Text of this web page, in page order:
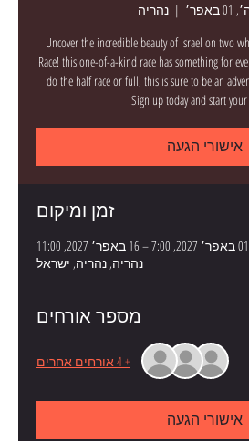
  |
נהריה
Uncover the incredible beauty of Israel on two
Race! this one-of-a-kind race has something for
do the half race or full, this is sure to be an
Sign up today and start your
אישורי הגעה
זמן ומיקום
01 באפר׳ 2027, 7:00 – 16 באפר׳ 2027, 11:00
נהריה, נהריה, ישראל
מספר אורחים
+ 4 אורחים אחרים
אישורי הגעה